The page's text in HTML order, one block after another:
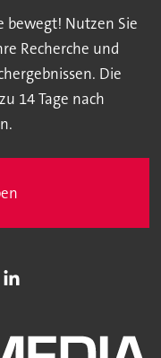
bewegt! Nutzen Sie
Recherche und
Die
14 Tage nach